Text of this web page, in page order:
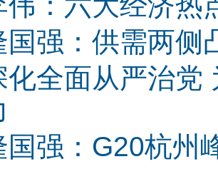
国强：供需两侧
化全面从严治党
国强：G20杭州